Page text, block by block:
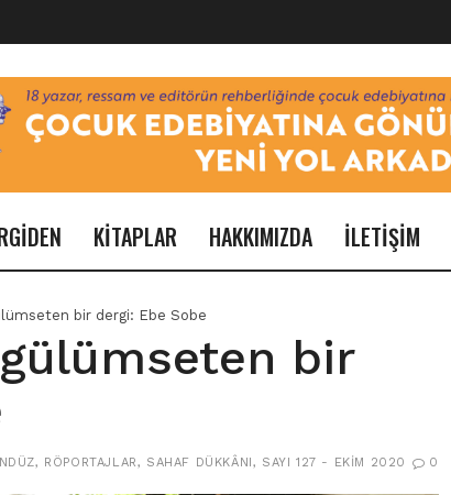
KİTAPLAR HAKKIMIZDA İLETİŞİM
bir dergi: Ebe Sobe
bir
, RÖPORTAJLAR, SAHAF DÜKKÂNI , SAYI 127 - EKIM 2020 0